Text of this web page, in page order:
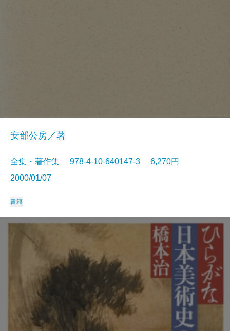
安部公房／著
全集・著作集 978-4-10-640147-3 6,270円
2000/01/07
書籍